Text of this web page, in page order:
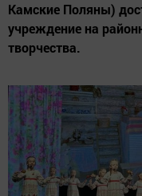
Камские Поляны)
учреждение на
творчества.